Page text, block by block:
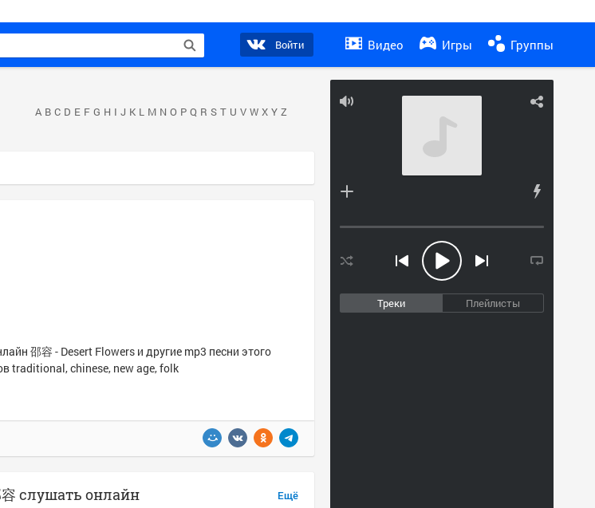
Войти Видео Игры Группы
Треки Плейлисты
A B C D E F G H I J K L M N O P Q R S T U V W X Y Z
邵容 - Desert Flowers и другие mp3 песни этого
traditional, chinese, new age, folk
Ещё
слушать онлайн